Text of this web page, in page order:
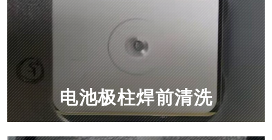
电池极柱焊前清洗